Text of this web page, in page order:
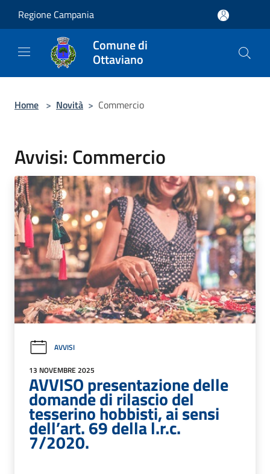
Regione Campania
Comune di
Ottaviano
Home > Novità > Commercio
Avvisi: Commercio
AVVISI
13 NOVEMBRE 2025
AVVISO presentazione delle
domande di rilascio del
tesserino hobbisti, ai sensi
dell’art. 69 della l.r.c.
7/2020.